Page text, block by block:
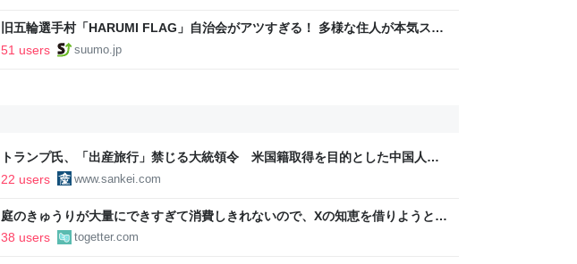
旧五輪選手村「HARUMI FLAG」自治会がアツすぎる！ 多様な住人が本気スキ
ルで挑む、盆踊り2万人集客や交通改善など“街の価値向上”戦略 東京・中央区
51 users suumo.jp
トランプ氏、「出産旅行」禁じる大統領令 米国籍取得を目的とした中国人ら
の渡米を問題視
22 users www.sankei.com
庭のきゅうりが大量にできすぎて消費しきれないので、Xの知恵を借りようと
「きゅうりレシピ」をたくさん集めることにした
38 users togetter.com